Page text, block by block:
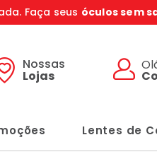
Faça seus óculos sem
Nossas
Lojas
Lentes de